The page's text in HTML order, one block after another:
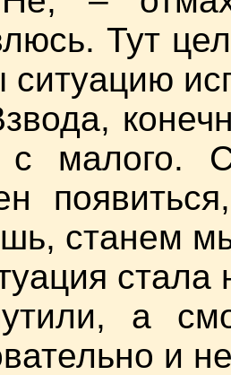
Тут
ситуацию
малого.
станем
а
и